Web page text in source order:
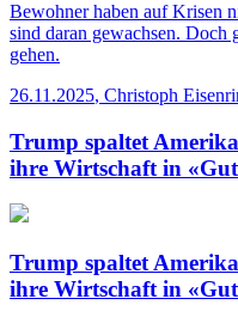
Bewohner haben auf Krisen
sind daran gewachsen. Doch
gehen.
26.11.2025, Christoph
Trump spaltet
ihre Wirtschaft in
Trump spaltet
ihre Wirtschaft in